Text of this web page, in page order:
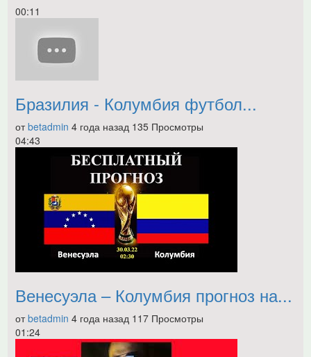
00:11
Бразилия - Колумбия футбол...
отbetadmin 4 года назад 135 Просмотры
04:43
Венесуэла – Колумбия прогноз на...
отbetadmin 4 года назад 117 Просмотры
01:24